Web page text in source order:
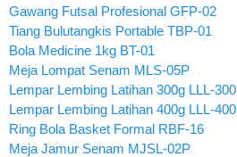
Gawang Futsal Profesional GFP-02
Tiang Bulutangkis Portable TBP-01
Bola Medicine 1kg BT-01
Meja Lompat Senam MLS-05P
Lempar Lembing Latihan 300g LLL-300
Lempar Lembing Latihan 400g LLL-400
Ring Bola Basket Formal RBF-16
Meja Jamur Senam MJSL-02P